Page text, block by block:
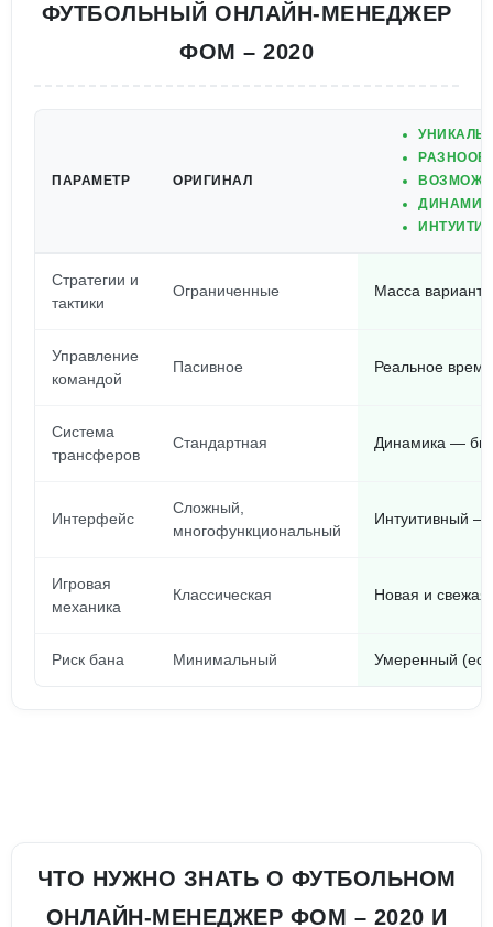
ФУТБОЛЬНЫЙ ОНЛАЙН-МЕНЕДЖЕР
ФОМ – 2020
ПАРАМЕТР ОРИГИНАЛ
Стратегии и
тактики
Ограниченные Масса
Управление
командой
Пасивное Реальное
Система
трансферов
Стандартная Динамика —
Интерфейс
Сложный,
многофункциональный
Интуитивный —
Игровая
механика
Классическая Новая и свежая
Риск бана Минимальный Умеренный
ЧТО НУЖНО ЗНАТЬ О ФУТБОЛЬНОМ
ОНЛАЙН-МЕНЕДЖЕР ФОМ – 2020 И